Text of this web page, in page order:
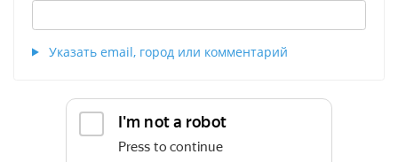
Указать email, город или комментарий